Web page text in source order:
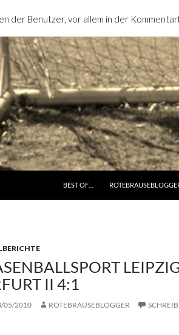
BEST OF…
LEIPZIG
II 4:1
05/2010 ROTEBRAUSEBLOGGER
der Benutzer, vor allem in der